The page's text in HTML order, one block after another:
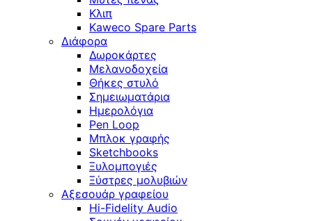
Κλιπ
Kaweco Spare Parts
Διάφορα
Δωροκάρτες
Μελανοδοχεία
Θήκες στυλό
Σημειωματάρια
Ημερολόγια
Pen Loop
Μπλοκ γραφής
Sketchbooks
Ξυλομπογιές
Ξύστρες μολυβιών
Αξεσουάρ γραφείου
Hi-Fidelity Audio